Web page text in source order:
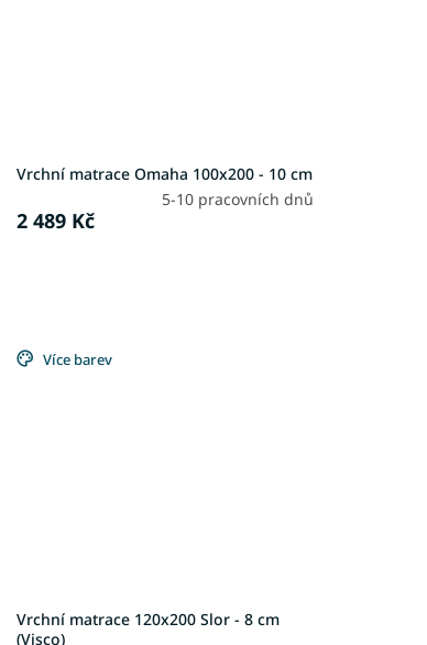
Vrchní matrace Omaha 100x200 - 10 cm
5-10 pracovních dnů
2 489 Kč
Více barev
Vrchní matrace 120x200 Slor - 8 cm
(Visco)